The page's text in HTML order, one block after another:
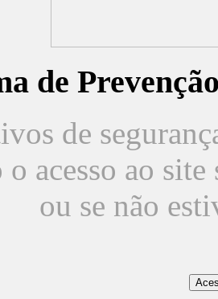
de
de
o acesso ao
ou se não